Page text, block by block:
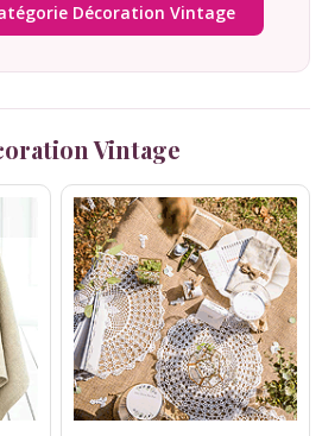
bouquets
Créatifs
en
Décoration Vintage
Vintage